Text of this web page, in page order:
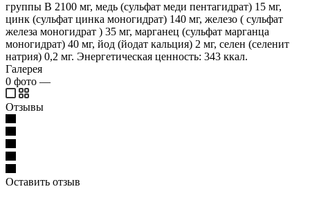
группы В 2100 мг, медь (сульфат меди пентагидрат) 15 мг,
цинк (сульфат цинка моногидрат) 140 мг, железо ( сульфат
железа моногидрат ) 35 мг, марганец (сульфат марганца
моногидрат) 40 мг, йод (йодат кальция) 2 мг, селен (селенит
натрия) 0,2 мг. Энергетическая ценность: 343 ккал.
Галерея
0 фото —
Отзывы
Оставить отзыв